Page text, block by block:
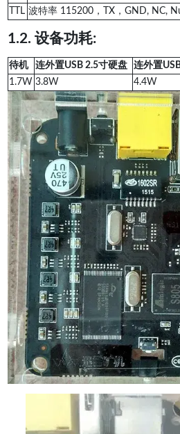
TTL 波特率 115200，TX，GND, NC,
1.2. 设备功耗:
待机 连外置USB 2.5寸硬盘
连外置
1.7W 3.8W 4.4W